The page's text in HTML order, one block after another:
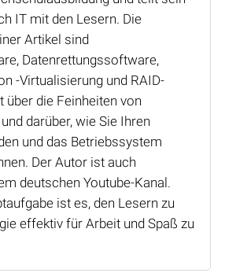
IT mit den Lesern. Die
Artikel sind
Datenrettungssoftware,
-Virtualisierung und RAID-
über die Feinheiten von
darüber, wie Sie Ihren
und das Betriebssystem
Der Autor ist auch
deutschen Youtube-Kanal.
ist es, den Lesern zu
effektiv für Arbeit und Spaß zu